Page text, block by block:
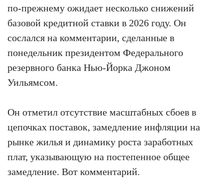
по-прежнему ожидает несколько снижений
базовой кредитной ставки в 2026 году. Он
сослался на комментарии, сделанные в
понедельник президентом Федерального
резервного банка Нью-Йорка Джоном
Уильямсом.
Он отметил отсутствие масштабных сбоев в
цепочках поставок, замедление инфляции на
рынке жилья и динамику роста заработных
плат, указывающую на постепенное общее
замедление. Вот комментарий.